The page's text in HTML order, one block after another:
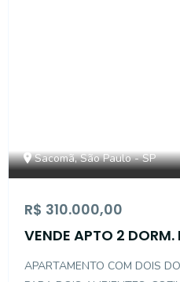
Sacomã, São Paulo - SP
R$ 310.000,00
VENDE APTO 2
APARTAMENTO COM DOIS